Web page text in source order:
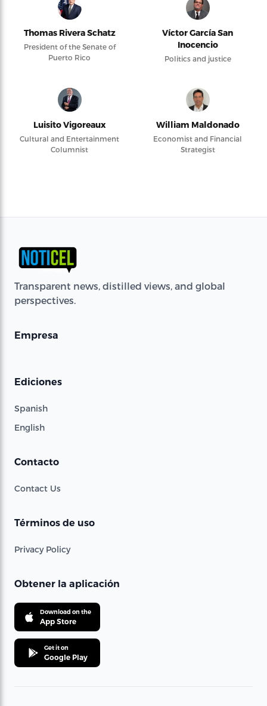
Thomas Rivera Schatz
President of the Senate of
Puerto Rico
Víctor García San
Inocencio
Politics and justice
Luisito Vigoreaux
Cultural and Entertainment
Columnist
William Maldonado
Economist and Financial
Strategist
Transparent news, distilled views, and global
perspectives.
Empresa
Ediciones
Spanish
English
Contacto
Contact Us
Términos de uso
Privacy Policy
Obtener la aplicación
Download on the
App Store
Get it on
Google Play